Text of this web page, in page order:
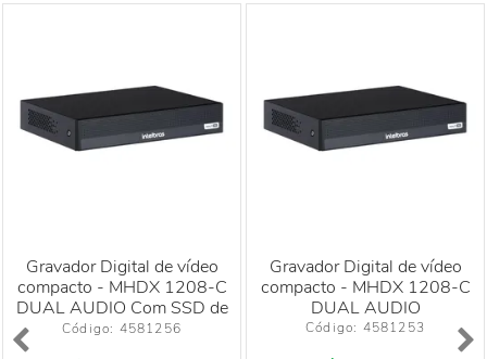
Gravador Digital de vídeo
compacto - MHDX 1208-C
DUAL AUDIO Com SSD de
512GB
Código: 4581256
Gravador Digital de vídeo
compacto - MHDX 1208-C
DUAL AUDIO
Código: 4581253